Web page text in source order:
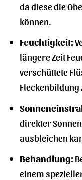
da diese die
können.
Feuchtigkeit:
längere Zeit
verschüttete
Fleckenbildung
direkter
ausbleichen
Behandlung:
einem